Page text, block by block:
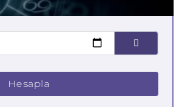
Hesapla